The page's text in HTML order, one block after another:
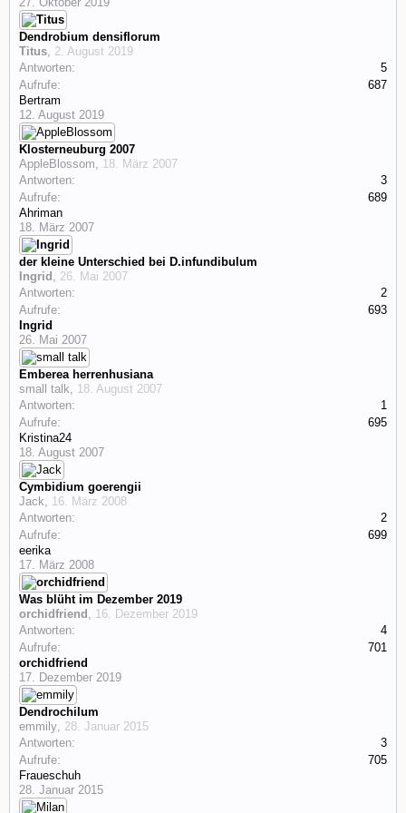
Dendrobium densiflorum
Titus, 2. August 2019
Antworten:
5
Aufrufe:
687
Bertram
12. August 2019
Klosterneuburg 2007
AppleBlossom, 18. März 2007
Antworten:
3
Aufrufe:
689
Ahriman
18. März 2007
der kleine Unterschied bei D.infundibulum
Ingrid , 26. Mai 2007
Antworten:
2
Aufrufe:
693
Ingrid
26. Mai 2007
Emberea herrenhusiana
small talk, 18. August 2007
Antworten:
1
Aufrufe:
695
Kristina24
18. August 2007
Cymbidium goerengii
Jack, 16. März 2008
Antworten:
2
Aufrufe:
699
eerika
17. März 2008
Was blüht im Dezember 2019
orchidfriend , 16. Dezember 2019
Antworten:
4
Aufrufe:
701
orchidfriend
17. Dezember 2019
Dendrochilum
emmily, 28. Januar 2015
Antworten:
3
Aufrufe:
705
Fraueschuh
28. Januar 2015